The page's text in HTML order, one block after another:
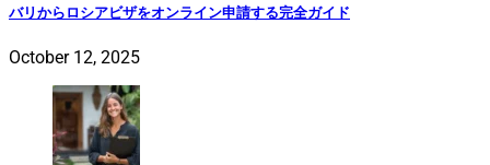
バリからロシアビザをオンライン申請する完全ガイド
October 12, 2025